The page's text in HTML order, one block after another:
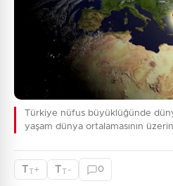
Türkiye nüfus büyüklüğünde
yaşam dünya ortalamasının
TT+ TT - 0